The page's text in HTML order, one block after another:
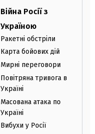
Війна Росії з
Україною
Ракетні обстріли
Карта бойових дій
Мирні переговори
Повітряна тривога в
Україні
Масована атака по
Україні
Вибухи у Росії